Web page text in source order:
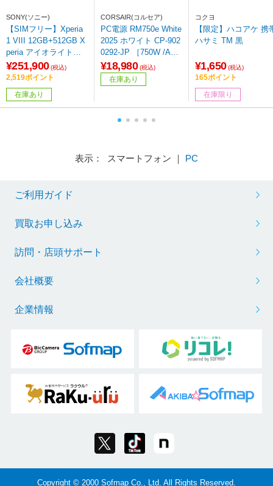
SONY(ソニー)
【SIMフリー】Xperia
1 VIII 12GB+512GB X
peria アイオライトシ
ルバー XQ-GE44 S2J
PCX0
¥251,900 (税込)
2,519ポイント
在庫あり
CORSAIR(コルセア)
PC電源 RM750e White
2025 ホワイト CP-902
0292-JP ［750W /ATX
/Gold］
¥18,980 (税込)
在庫あり
コクヨ
【限定】ハコアケ 携
ハサミ TM 黒
¥1,650 (税込)
165ポイント
在庫限り
表示： スマートフォン ｜ PC
ご利用ガイド
買取お申し込み
訪問・店頭サポート
会社概要
企業情報
Copyright © 2000 Sofmap Co., Ltd. All Rights Reserved.